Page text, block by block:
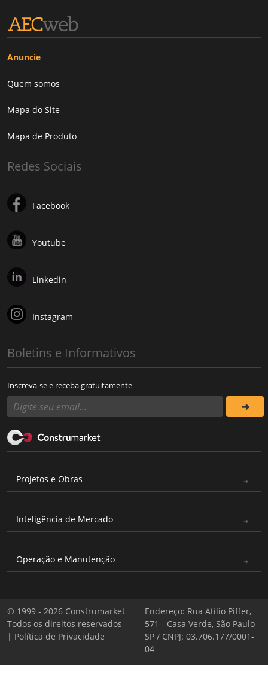
Anuncie
Quem somos
Mapa do Site
Mapa de Produto
Redes Sociais
Facebook
Youtube
Linkedin
Instagram
Boletins e Informativos
Inscreva-se e receba gratuitamente
Projetos e Obras
Inteligência de Mercado
Operação e Manutenção
© 1999 - 2026 Construmarket
Todos os direitos reservados
| Política de Privacidade
Endereço: Rua Atílio Piffer,
571 - Casa Verde, São Paulo -
SP / CNPJ: 03.706.177/0001-
04